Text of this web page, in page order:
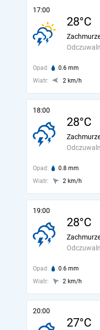
17:00
28°C
Opad: 0.6 mm
Wiatr:
2 km/h
18:00
28°C
Opad: 0.8 mm
Wiatr:
2 km/h
19:00
28°C
Opad: 0.6 mm
Wiatr:
2 km/h
20:00
27°C